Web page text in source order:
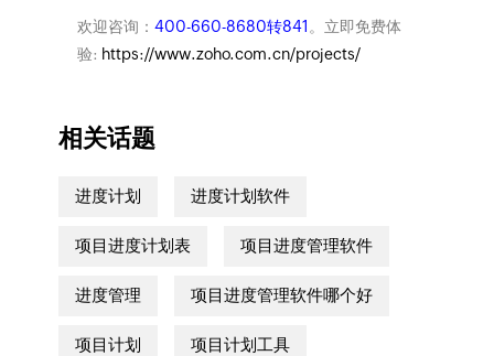
欢迎咨询： 400-660-8680转841 。立即免费体
验: https://www.zoho.com.cn/projects/
相关话题
进度计划 进度计划软件
项目进度计划表 项目进度管理软件
进度管理 项目进度管理软件哪个好
项目计划 项目计划工具